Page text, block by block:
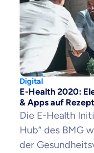
Digital
E-Health 2020:
& Apps auf Rezept
Die E-Health
Hub“ des BMG
der
Kontaktaufnahme durch
Weiter